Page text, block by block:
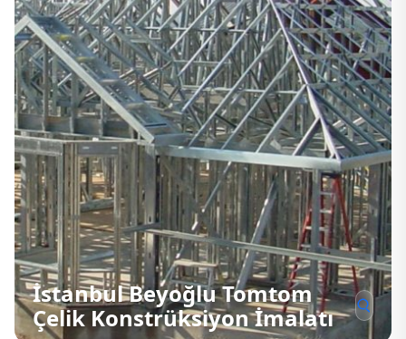
İstanbul Beyoğlu Tomtom
Çelik Konstrüksiyon İmalatı